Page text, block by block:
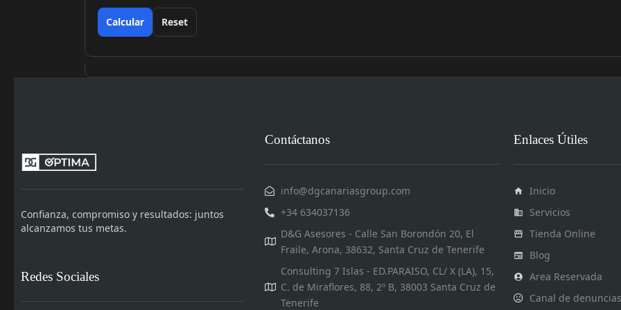
Calcular Reset
Confianza, compromiso y resultados: juntos
alcanzamos tus metas.
Redes Sociales
Contáctanos
info@dgcanariasgroup.com
+34 634037136
D&G Asesores - Calle San Borondón 20, El
Fraile, Arona, 38632, Santa Cruz de Tenerife
Consulting 7 Islas - ED.PARAISO, CL/ X (LA), 15,
C. de Miraflores, 88, 2º B, 38003 Santa Cruz de
Tenerife
Enlaces Útiles
Inicio
Servicios
Tienda Online
Blog
Area Reservada
Canal de